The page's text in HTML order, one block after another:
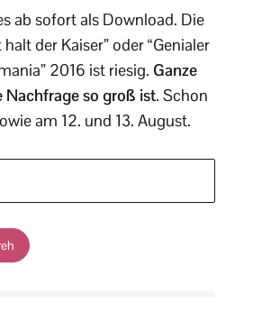
ab sofort als Download. Die
der Kaiser” oder “Genialer
2016 ist riesig. Ganze
Nachfrage so groß ist. Schon
am 12. und 13. August.